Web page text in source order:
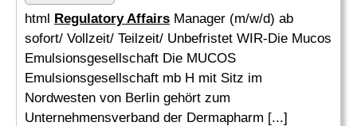
html Regulatory Affairs Manager (m/w/d) ab
sofort/ Vollzeit/ Teilzeit/ Unbefristet WIR-Die Mucos
Emulsionsgesellschaft Die MUCOS
Emulsionsgesellschaft mb H mit Sitz im
Nordwesten von Berlin gehört zum
Unternehmensverband der Dermapharm [...]